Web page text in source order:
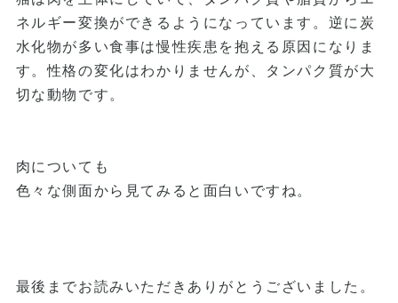
ネルギー変換ができるようになっています。逆に炭
水化物が多い食事は慢性疾患を抱える原因になりま
す。性格の変化はわかりませんが、タンパク質が大
切な動物です。
肉についても
色々な側面から見てみると面白いですね。
最後までお読みいただきありがとうございました。